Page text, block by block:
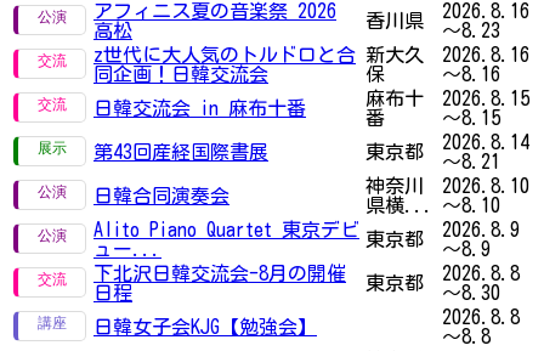
アフィニス夏の音楽祭 2026
高松
香川県
2026.8.16
～8.23
z世代に大人気のトルドロと合
同企画！日韓交流会
新大久
保
2026.8.16
～8.16
日韓交流会 in 麻布十番
麻布十
番
2026.8.15
～8.15
第43回産経国際書展
東京都
2026.8.14
～8.21
日韓合同演奏会
神奈川
県横...
2026.8.10
～8.10
Alito Piano Quartet 東京デビ
ュー...
東京都
2026.8.9
～8.9
下北沢日韓交流会-8月の開催
日程
東京都
2026.8.8
～8.30
日韓女子会KJG【勉強会】
2026.8.8
～8.8